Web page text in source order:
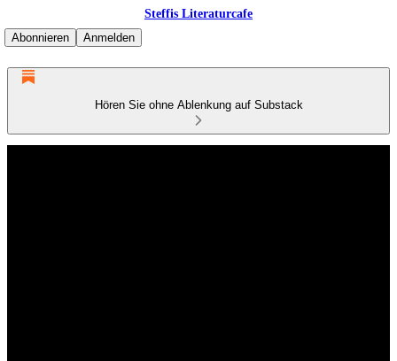
Steffis Literaturcafe
Abonnieren
Anmelden
Hören Sie ohne Ablenkung auf Substack